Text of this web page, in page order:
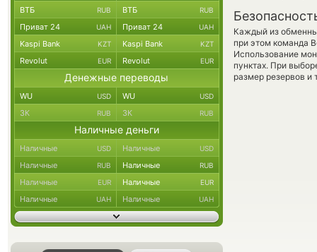
Каждый из
при этом команда
Использование
пунктах. При
размер резервов и
ВТБ RUB ВТБ RUB
Приват 24 UAH Приват 24 UAH
Kaspi Bank KZT Kaspi Bank KZT
Revolut EUR Revolut EUR
Денежные переводы
WU USD WU USD
ЗК RUB ЗК RUB
Наличные деньги
Наличные USD Наличные USD
Наличные RUB Наличные RUB
Наличные EUR Наличные EUR
Наличные UAH Наличные UAH